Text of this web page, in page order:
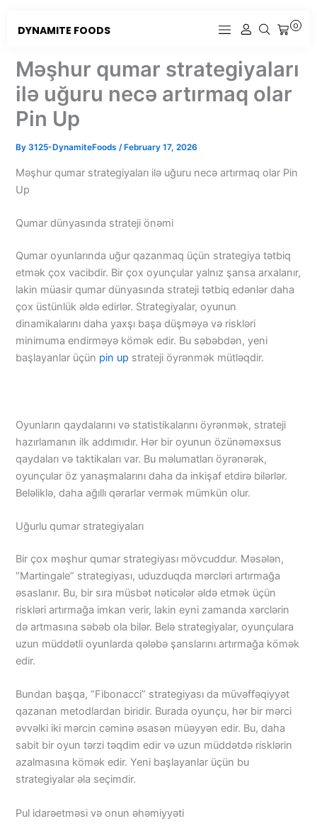
DYNAMITE FOODS 0
CART
Məşhur qumar strategiyaları
ilə uğuru necə artırmaq olar
Pin Up
By3125-DynamiteFoods/ February 17, 2026
Məşhur qumar strategiyaları ilə uğuru necə artırmaq olar Pin
Up
Qumar dünyasında strateji önəmi
Qumar oyunlarında uğur qazanmaq üçün strategiya tətbiq
etmək çox vacibdir. Bir çox oyunçular yalnız şansa arxalanır,
lakin müasir qumar dünyasında strateji tətbiq edənlər daha
çox üstünlük əldə edirlər. Strategiyalar, oyunun
dinamikalarını daha yaxşı başa düşməyə və riskləri
minimuma endirməyə kömək edir. Bu səbəbdən, yeni
başlayanlar üçün pin up strateji öyrənmək mütləqdir.
Oyunların qaydalarını və statistikalarını öyrənmək, strateji
hazırlamanın ilk addımıdır. Hər bir oyunun özünəməxsus
qaydaları və taktikaları var. Bu məlumatları öyrənərək,
oyunçular öz yanaşmalarını daha da inkişaf etdirə bilərlər.
Beləliklə, daha ağıllı qərarlar vermək mümkün olur.
Uğurlu qumar strategiyaları
Bir çox məşhur qumar strategiyası mövcuddur. Məsələn,
“Martingale” strategiyası, uduzduqda mərcləri artırmağa
əsaslanır. Bu, bir sıra müsbət nəticələr əldə etmək üçün
riskləri artırmağa imkan verir, lakin eyni zamanda xərclərin
də artmasına səbəb ola bilər. Belə strategiyalar, oyunçulara
uzun müddətli oyunlarda qələbə şanslarını artırmağa kömək
edir.
Bundan başqa, “Fibonacci” strategiyası da müvəffəqiyyət
qazanan metodlardan biridir. Burada oyunçu, hər bir mərci
əvvəlki iki mərcin cəminə əsasən müəyyən edir. Bu, daha
sabit bir oyun tərzi təqdim edir və uzun müddətdə risklərin
azalmasına kömək edir. Yeni başlayanlar üçün bu
strategiyalar əla seçimdir.
Pul idarəetməsi və onun əhəmiyyəti